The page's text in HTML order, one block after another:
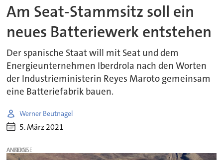
Am Seat-Stammsitz soll ein
neues Batteriewerk entstehen
Der spanische Staat will mit Seat und dem
Energieunternehmen Iberdrola nach den Worten
der Industrieministerin Reyes Maroto gemeinsam
eine Batteriefabrik bauen.
Werner Beutnagel
5. März 2021
ANZEIGE